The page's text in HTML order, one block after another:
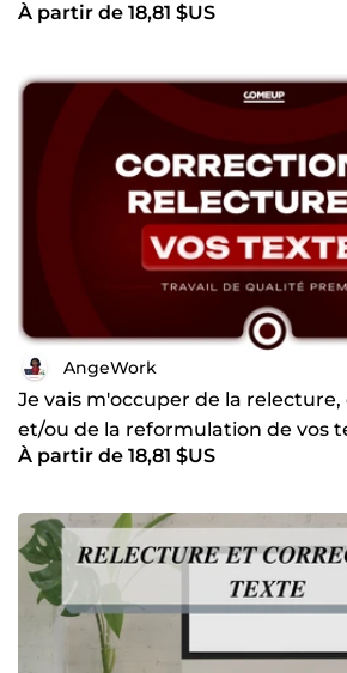
À partir de 18,81 $US
AngeWork
Je vais m'occuper de la
et/ou de la reformulation de vos
À partir de 18,81 $US